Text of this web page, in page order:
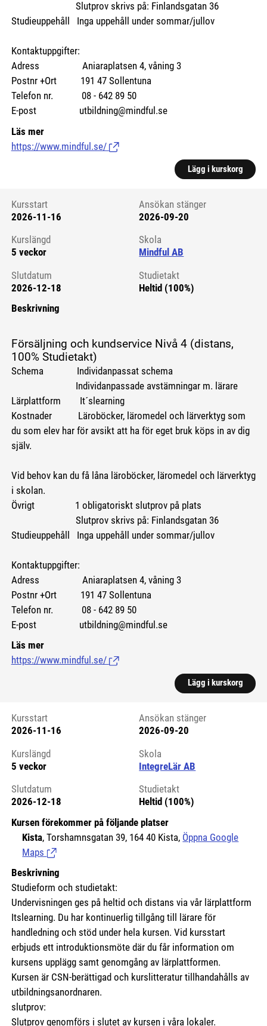
Slutprov skrivs på: Finlandsgatan 36
Studieuppehåll Inga uppehåll under sommar/jullov
Kontaktuppgifter:
Adress Aniaraplatsen 4, våning 3
Postnr +Ort 191 47 Sollentuna
Telefon nr. 08 - 642 89 50
E-post utbildning@mindful.se
Läs mer
https://www.mindful.se/ (Länk till extern sida.)
Lägg i kurskorg
Kursstart 6212400
Kursstart
2026-11-16
Ansökan stänger
2026-09-20
Kurslängd
5 veckor
Skola
Mindful AB
Slutdatum
2026-12-18
Studietakt
Heltid (100%)
Beskrivning
Försäljning och kundservice Nivå 4 (distans,
100% Studietakt)
Schema Individanpassat schema
Individanpassade avstämningar m. lärare
Lärplattform It´slearning
Kostnader Läroböcker, läromedel och lärverktyg som
du som elev har för avsikt att ha för eget bruk köps in av dig
själv.
Vid behov kan du få låna läroböcker, läromedel och lärverktyg
i skolan.
Övrigt 1 obligatoriskt slutprov på plats
Slutprov skrivs på: Finlandsgatan 36
Studieuppehåll Inga uppehåll under sommar/jullov
Kontaktuppgifter:
Adress Aniaraplatsen 4, våning 3
Postnr +Ort 191 47 Sollentuna
Telefon nr. 08 - 642 89 50
E-post utbildning@mindful.se
Läs mer
https://www.mindful.se/ (Länk till extern sida.)
Lägg i kurskorg
Kursstart 6254174
Kursstart
2026-11-16
Ansökan stänger
2026-09-20
Kurslängd
5 veckor
Skola
IntegreLär AB
Slutdatum
2026-12-18
Studietakt
Heltid (100%)
Kursen förekommer på följande platser
Kista, Torshamnsgatan 39, 164 40 Kista, Öppna Google
Maps (Länk till extern sida.)
Beskrivning
Studieform och studietakt:
Undervisningen ges på heltid och distans via vår lärplattform
Itslearning. Du har kontinuerlig tillgång till lärare för
handledning och stöd under hela kursen. Vid kursstart
erbjuds ett introduktionsmöte där du får information om
kursens upplägg samt genomgång av lärplattformen.
Kursen är CSN-berättigad och kurslitteratur tillhandahålls av
utbildningsanordnaren.
slutprov:
Slutprov genomförs i slutet av kursen i våra lokaler.